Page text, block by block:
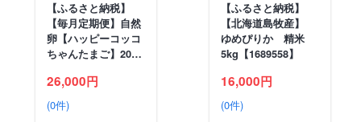
【ふるさと納税】
【毎月定期便】自然
卵【ハッピーコッコ
ちゃんたまご】20…
26,000円
(0件)
【ふるさと納税】
【北海道島牧産】
ゆめぴりか 精米
5kg【1689558】
16,000円
(0件)